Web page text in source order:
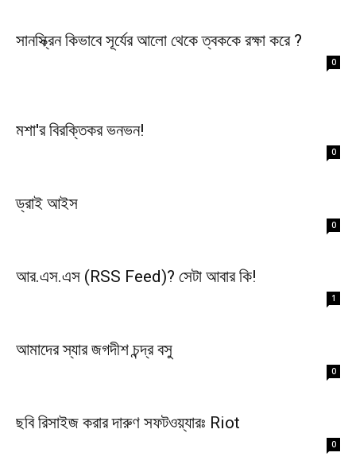
সানস্ক্রিন কিভাবে সূর্যের আলো থেকে ত্বককে রক্ষা করে ?
0
মশা'র বিরক্তিকর ভনভন!
0
ড্রাই আইস
0
আর.এস.এস (RSS Feed)? সেটা আবার কি!
1
আমাদের স্যার জগদীশ চন্দ্র বসু
0
ছবি রিসাইজ করার দারুণ সফটওয়্যারঃ Riot
0